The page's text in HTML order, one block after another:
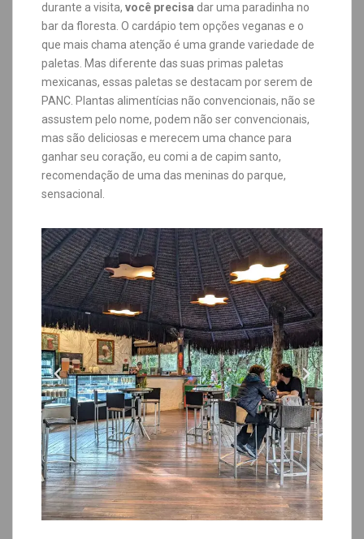
durante a visita, você precisa dar uma paradinha no
bar da floresta. O cardápio tem opções veganas e o
que mais chama atenção é uma grande variedade de
paletas. Mas diferente das suas primas paletas
mexicanas, essas paletas se destacam por serem de
PANC. Plantas alimentícias não convencionais, não se
assustem pelo nome, podem não ser convencionais,
mas são deliciosas e merecem uma chance para
ganhar seu coração, eu comi a de capim santo,
recomendação de uma das meninas do parque,
sensacional.